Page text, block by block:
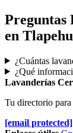
Preguntas
en
¿Cuántas
¿Qué
Lavanderías
Tu directorio
[email protected]